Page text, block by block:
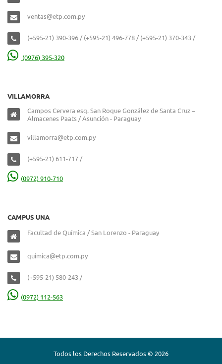
ventas@etp.com.py
(+595-21) 390-396 / (+595-21) 496-778 / (+595-21) 370-343 /
(0976) 395-320
VILLAMORRA
Campos Cervera esq. San Roque González de Santa Cruz –
Almacenes Paats / Asunción - Paraguay
villamorra@etp.com.py
(+595-21) 611-717 /
(0972) 910-710
CAMPUS UNA
Facultad de Química / San Lorenzo - Paraguay
quimica@etp.com.py
(+595-21) 580-243 /
(0972) 112-563
Todos los Derechos Reservados © 2026